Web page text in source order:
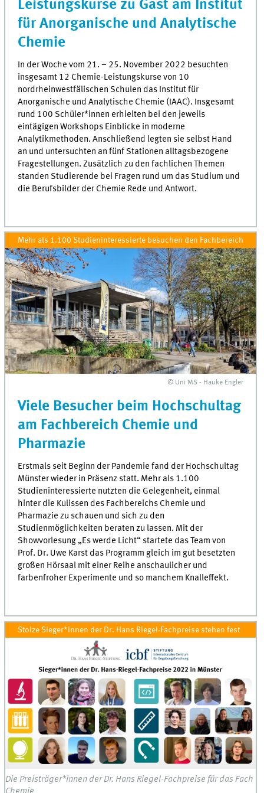
Leistungskurse zu Gast am Institut
für Anorganische und Analytische
Chemie
In der Woche vom 21. – 25. November 2022 besuchten
insgesamt 12 Chemie-Leistungskurse von 10
nordrheinwestfälischen Schulen das Institut für
Anorganische und Analytische Chemie (IAAC). Insgesamt
rund 100 Schüler*innen erhielten bei den jeweils
eintägigen Workshops Einblicke in moderne
Analytikmethoden. Anschließend legten sie selbst Hand
an und untersuchten an fünf Stationen alltagsbezogene
Fragestellungen. Zusätzlich zu den fachlichen Themen
standen Studierende bei Fragen rund um das Studium und
die Berufsbilder der Chemie Rede und Antwort.
Mehr als 1.100 Studieninteressierte besuchen den Fachbereich
© Uni MS - Hauke Engler
Viele Besucher beim Hochschultag
am Fachbereich Chemie und
Pharmazie
Erstmals seit Beginn der Pandemie fand der Hochschultag
Münster wieder in Präsenz statt. Mehr als 1.100
Studieninteressierte nutzten die Gelegenheit, einmal
hinter die Kulissen des Fachbereichs Chemie und
Pharmazie zu schauen und sich zu den
Studienmöglichkeiten beraten zu lassen. Mit der
Showvorlesung „Es werde Licht“ startete das Team von
Prof. Dr. Uwe Karst das Programm gleich im gut besetzten
großen Hörsaal mit einer Reihe anschaulicher und
farbenfroher Experimente und so manchem Knalleffekt.
Stolze Sieger*innen der Dr. Hans Riegel-Fachpreise stehen fest
Die Preisträger*innen der Dr. Hans Riegel-Fachpreise für das Fach